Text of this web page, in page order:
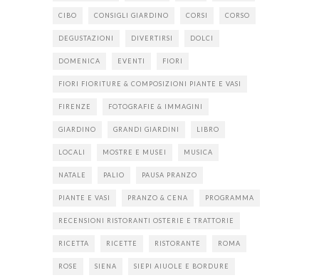
CIBO CONSIGLI GIARDINO CORSI CORSO
DEGUSTAZIONI DIVERTIRSI DOLCI
DOMENICA EVENTI FIORI
FIORI FIORITURE & COMPOSIZIONI PIANTE E VASI
FIRENZE FOTOGRAFIE & IMMAGINI
GIARDINO GRANDI GIARDINI LIBRO
LOCALI MOSTRE E MUSEI MUSICA
NATALE PALIO PAUSA PRANZO
PIANTE E VASI PRANZO & CENA PROGRAMMA
RECENSIONI RISTORANTI OSTERIE E TRATTORIE
RICETTA RICETTE RISTORANTE ROMA
ROSE SIENA SIEPI AIUOLE E BORDURE